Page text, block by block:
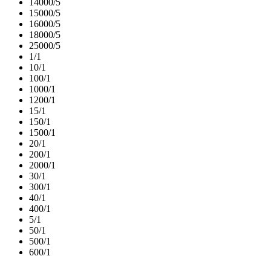
15000/5
16000/5
18000/5
25000/5
1/1
10/1
100/1
1000/1
1200/1
15/1
150/1
1500/1
20/1
200/1
2000/1
30/1
300/1
40/1
400/1
5/1
50/1
500/1
600/1